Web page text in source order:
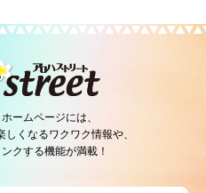
ームページには、
くなるワクワク情報や、
クする機能が満載！